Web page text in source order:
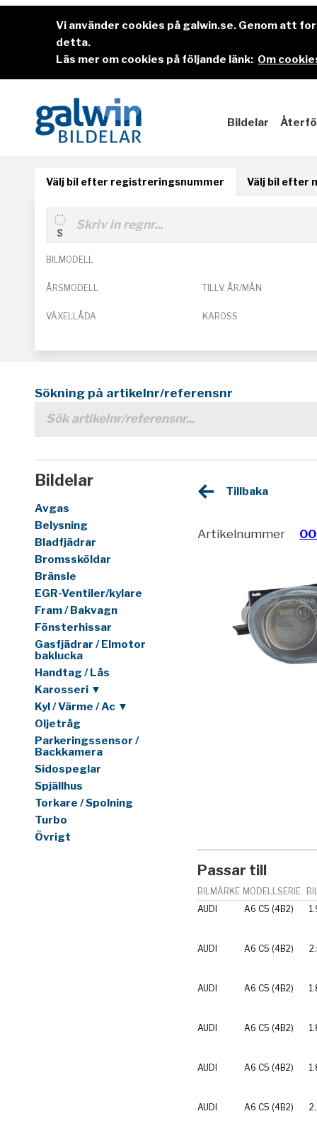
Vi använder cookies på galwin.se. Genom att
detta.
Läs mer om cookies på följande länk: Om
Bildelar
Välj bil efter registreringsnummer Välj bil efter
BILMODELL
ÅRSMODELL TILLV. ÅR/MÅN
VÄXELLÅDA KAROSS
Sökning på artikelnr/referensnr
Bildelar
Avgas
Belysning
Bladfjädrar
Bromssköldar
Bränsle
EGR-Ventiler/kylare
Fram / Bakvagn
Fönsterhissar
Gasfjädrar / Elmotor
baklucka
Handtag / Lås
Karosseri ▼
Kyl / Värme / Ac ▼
Oljetråg
Parkeringssensor /
Backkamera
Sidospeglar
Spjällhus
Torkare / Spolning
Turbo
Övrigt
Tillbaka
Artikelnummer
Passar till
BILMÄRKE MODELLSERIE
AUDI
A6 C5 (4B2)
AUDI A6 C5 (4B2)
AUDI A6 C5 (4B2)
AUDI A6 C5 (4B2)
AUDI A6 C5 (4B2)
AUDI A6 C5 (4B2)